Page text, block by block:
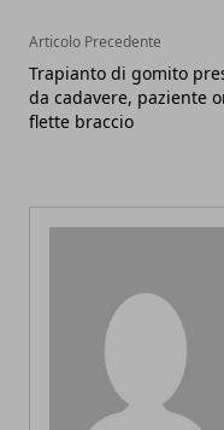
Articolo Precedente
Trapianto di gomito
da cadavere, paziente
flette braccio